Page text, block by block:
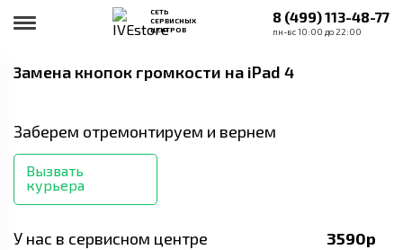
СЕТЬ
СЕРВИСНЫХ
ЦЕНТРОВ
8 (499) 113-48-77
пн-вс 10:00 до 22:00
Замена кнопок громкости на iPad 4
Заберем отремонтируем и вернем
Вызвать
курьера
У нас в сервисном центре 3590р